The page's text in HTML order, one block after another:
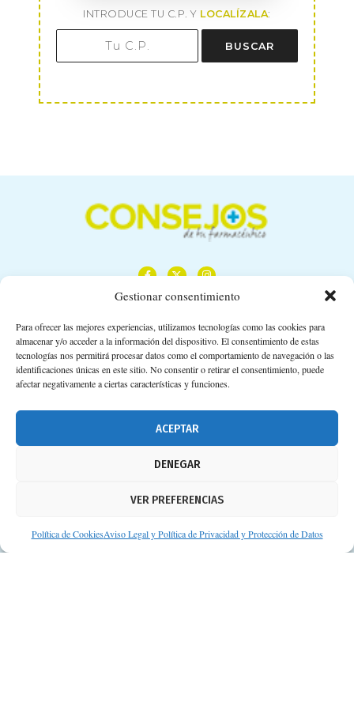
Gestionar consentimiento
Para ofrecer las mejores experiencias, utilizamos tecnologías como las cookies para
almacenar y/o acceder a la información del dispositivo. El consentimiento de estas
tecnologías nos permitirá procesar datos como el comportamiento de navegación o las
identificaciones únicas en este sitio. No consentir o retirar el consentimiento, puede
afectar negativamente a ciertas características y funciones.
ACEPTAR
DENEGAR
VER PREFERENCIAS
Política de CookiesAviso Legal y Política de Privacidad y Protección de Datos
INTRODUCE TU C.P. Y LOCALÍZALA:
BUSCAR
Calle Camino de los Descubrimientos, 11,
Planta 3ª 41092 – Sevilla
674 02 62 03
Aviso legal
Protección de datos personales
Suscripción a Newsletter